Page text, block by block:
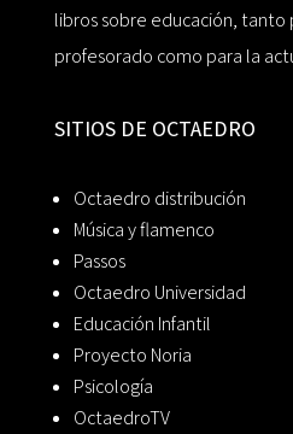
libros sobre educación,
profesorado como para la
SITIOS DE OCTAEDRO
Octaedro distribución
Música y flamenco
Passos
Octaedro Universidad
Educación Infantil
Proyecto Noria
Psicología
OctaedroTV